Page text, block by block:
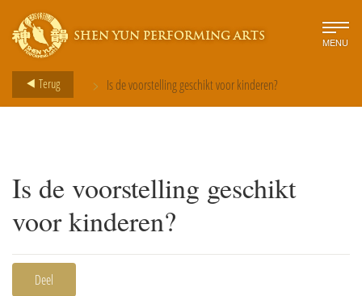
SHEN YUN PERFORMING ARTS MENU
Terug > Is de voorstelling geschikt voor kinderen?
Is de voorstelling geschikt
voor kinderen?
Deel